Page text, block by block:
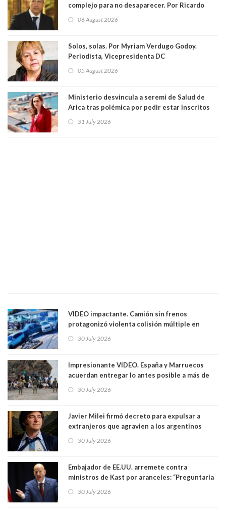
complejo para no desaparecer. Por Ricardo
06 August 2026
Solos, solas. Por Myriam Verdugo Godoy.
Periodista, Vicepresidenta DC
05 August 2026
Ministerio desvincula a seremi de Salud de
Arica tras polémica por pedir estar inscritos
Ya son 29 seremis despedidos desde el 11 de
31 July 2026
VIDEO impactante. Camión sin frenos
protagonizó violenta colisión múltiple en
30 July 2026
Impresionante VIDEO. España y Marruecos
acuerdan entregar lo antes posible a más de
avalancha y de manera irregular a territorio
30 July 2026
Javier Milei firmó decreto para expulsar a
extranjeros que agravien a los argentinos
30 July 2026
Embajador de EE.UU. arremete contra
ministros de Kast por aranceles: “Preguntaría
Yo diría que no”
30 July 2026